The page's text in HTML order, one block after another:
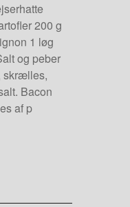
200 g
1 løg
og peber
skrælles,
Bacon
af p